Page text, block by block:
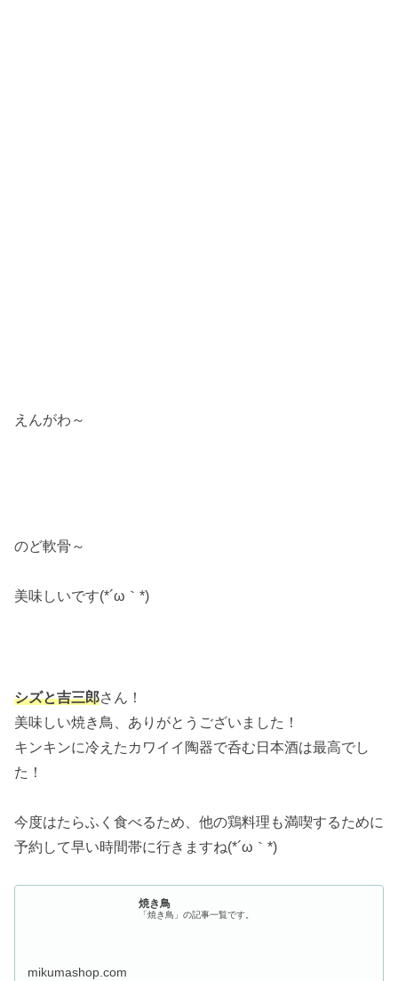
えんがわ～
のど軟骨～
美味しいです(*´ω｀*)
シズと吉三郎さん！
美味しい焼き鳥、ありがとうございました！
キンキンに冷えたカワイイ陶器で呑む日本酒は最高でし
た！
今度はたらふく食べるため、他の鶏料理も満喫するために
予約して早い時間帯に行きますね(*´ω｀*)
焼き鳥
「焼き鳥」の記事一覧です。
mikumashop.com